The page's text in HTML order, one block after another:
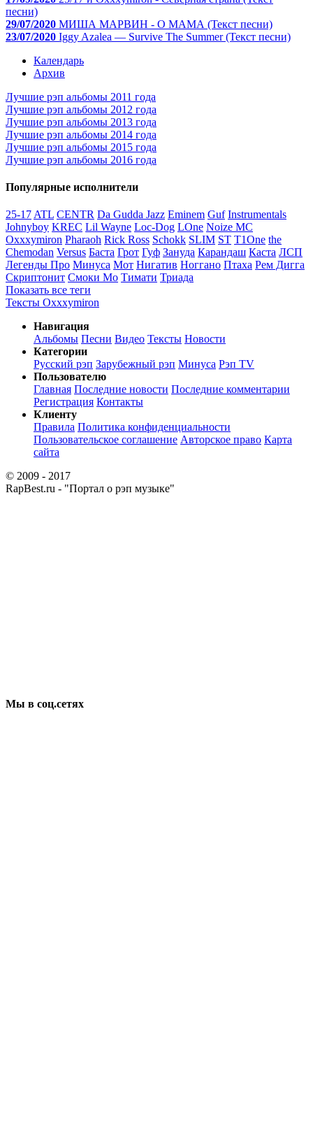
песни)
29/07/2020 МИША МАРВИН - О МАМА (Текст песни)
23/07/2020 Iggy Azalea — Survive The Summer (Текст песни)
Календарь
Архив
Лучшие рэп альбомы 2011 года
Лучшие рэп альбомы 2012 года
Лучшие рэп альбомы 2013 года
Лучшие рэп альбомы 2014 года
Лучшие рэп альбомы 2015 года
Лучшие рэп альбомы 2016 года
Популярные исполнители
25-17 ATL CENTR Da Gudda Jazz Eminem Guf Instrumentals
Johnyboy KREC Lil Wayne Loc-Dog LOne Noize MC
Oxxxymiron Pharaoh Rick Ross Schokk SLIM ST T1One the
Chemodan Versus Баста Грот Гуф Зануда Карандаш Каста ЛСП
Легенды Про Минуса Мот Нигатив Ноггано Птаха Рем Дигга
Скриптонит Смоки Мо Тимати Триада
Показать все теги
Тексты Oxxxymiron
Навигация
Альбомы Песни Видео Тексты Новости
Категории
Русский рэп Зарубежный рэп Минуса Рэп TV
Пользователю
Главная Последние новости Последние комментарии
Регистрация Контакты
Клиенту
Правила Политика конфиденциальности
Пользовательское соглашение Авторское право Карта
сайта
© 2009 - 2017
RapBest.ru - "Портал о рэп музыке"
Мы в соц.сетях